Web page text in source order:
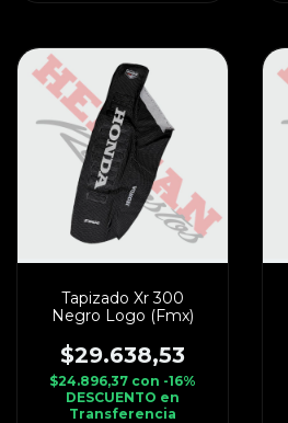
Tapizado Xr 300
Negro Logo (Fmx)
$29.638,53
$24.896,37 con -16%
DESCUENTO en
Transferencia